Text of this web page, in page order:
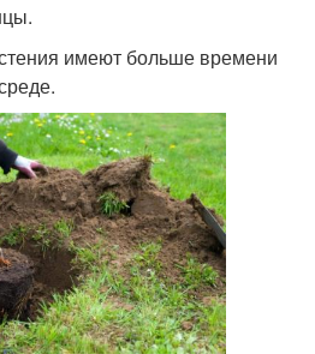
имеют больше времени